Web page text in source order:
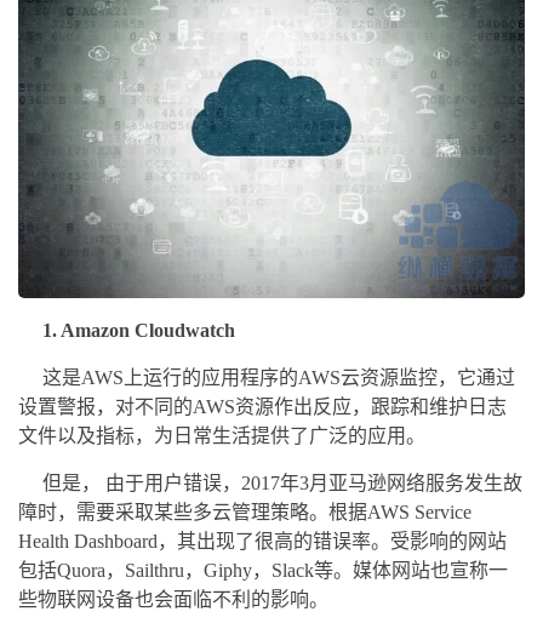
1. Amazon Cloudwatch
这是AWS上运行的应用程序的AWS云资源监控，它通过
设置警报，对不同的AWS资源作出反应，跟踪和维护日志
文件以及指标，为日常生活提供了广泛的应用。
但是， 由于用户错误，2017年3月亚马逊网络服务发生故
障时，需要采取某些多云管理策略。根据AWS Service
Health Dashboard，其出现了很高的错误率。受影响的网站
包括Quora，Sailthru，Giphy，Slack等。媒体网站也宣称一
些物联网设备也会面临不利的影响。